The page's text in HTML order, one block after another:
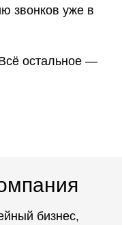
звонков уже в
остальное —
бизнес,